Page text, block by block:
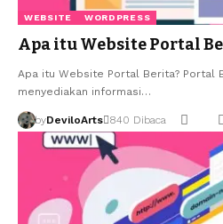
WEBSITE WORDPRESS
Apa itu Website Portal
Apa itu Website Portal Berita? Portal
menyediakan informasi…
byDeviloArts 840 Dibaca